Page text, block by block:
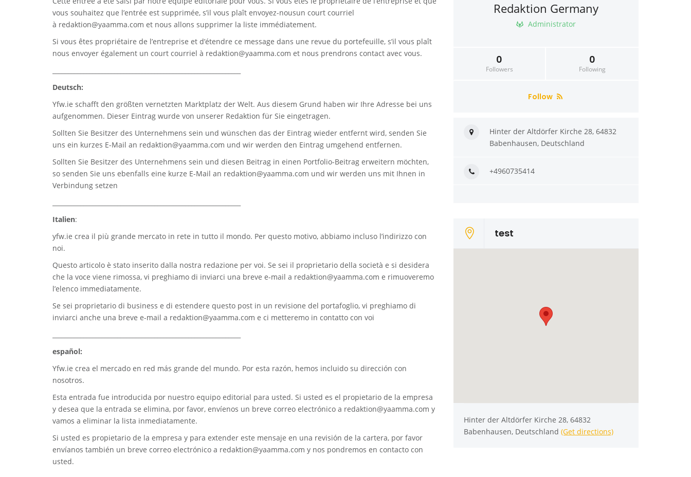
vous souhaitez que l’entrée est supprimée, s’il vous plaît envoyez-nousun court courriel
à redaktion@yaamma.com et nous allons supprimer la liste immédiatement.
Si vous êtes propriétaire de l’entreprise et d’étendre ce message dans une revue du portefeuille, s’il vous plaît
nous envoyer également un court courriel à redaktion@yaamma.com et nous prendrons contact avec vous.
Deutsch:
Yfw.ie schafft den größten vernetzten Marktplatz der Welt. Aus diesem Grund haben wir Ihre Adresse bei uns
aufgenommen. Dieser Eintrag wurde von unserer Redaktion für Sie eingetragen.
Sollten Sie Besitzer des Unternehmens sein und wünschen das der Eintrag wieder entfernt wird, senden Sie
uns ein kurzes E-Mail an redaktion@yaamma.com und wir werden den Eintrag umgehend entfernen.
Sollten Sie Besitzer des Unternehmens sein und diesen Beitrag in einen Portfolio-Beitrag erweitern möchten,
so senden Sie uns ebenfalls eine kurze E-Mail an redaktion@yaamma.com und wir werden uns mit Ihnen in
Verbindung setzen
Italien:
yfw.ie crea il più grande mercato in rete in tutto il mondo. Per questo motivo, abbiamo incluso l’indirizzo con
noi.
Questo articolo è stato inserito dalla nostra redazione per voi. Se sei il proprietario della società e si desidera
che la voce viene rimossa, vi preghiamo di inviarci una breve e-mail a redaktion@yaamma.com e rimuoveremo
l’elenco immediatamente.
Se sei proprietario di business e di estendere questo post in un revisione del portafoglio, vi preghiamo di
inviarci anche una breve e-mail a redaktion@yaamma.com e ci metteremo in contatto con voi
español:
Yfw.ie crea el mercado en red más grande del mundo. Por esta razón, hemos incluido su dirección con
nosotros.
Esta entrada fue introducida por nuestro equipo editorial para usted. Si usted es el propietario de la empresa
y desea que la entrada se elimina, por favor, envíenos un breve correo electrónico a redaktion@yaamma.com y
vamos a eliminar la lista inmediatamente.
Si usted es propietario de la empresa y para extender este mensaje en una revisión de la cartera, por favor
envíanos también un breve correo electrónico a redaktion@yaamma.com y nos pondremos en contacto con
usted.
Redaktion Germany
Administrator
0
Followers
0
Following
Follow
Hinter der Altdörfer Kirche 28, 64832
Babenhausen, Deutschland
+4960735414
test
Hinter der Altdörfer Kirche 28, 64832
Babenhausen, Deutschland (Get directions)